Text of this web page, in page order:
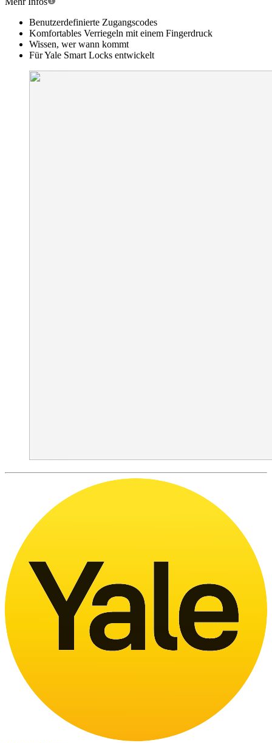
Benutzerdefinierte Zugangscodes
Komfortables Verriegeln mit einem Fingerdruck
Wissen, wer wann kommt
Für Yale Smart Locks entwickelt